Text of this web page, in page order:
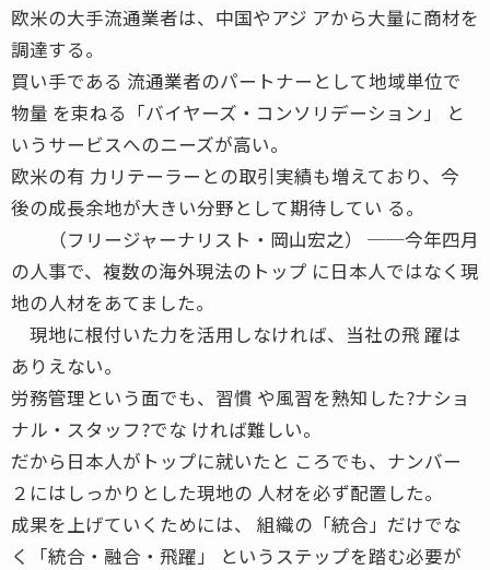
欧米の大手流通業者は、中国やアジ アから大量に商材を
調達する。
買い手である 流通業者のパートナーとして地域単位で
物量 を束ねる「バイヤーズ・コンソリデーション」 と
いうサービスへのニーズが高い。
欧米の有 力リテーラーとの取引実績も増えており、今
後の成長余地が大きい分野として期待してい る。
（フリージャーナリスト・岡山宏之） ──今年四月
の人事で、複数の海外現法のトップ に日本人ではなく現
地の人材をあてました。
現地に根付いた力を活用しなければ、当社の飛 躍は
ありえない。
労務管理という面でも、習慣 や風習を熟知した?ナショ
ナル・スタッフ?でな ければ難しい。
だから日本人がトップに就いたと ころでも、ナンバー
２にはしっかりとした現地の 人材を必ず配置した。
成果を上げていくためには、 組織の「統合」だけでな
く「統合・融合・飛躍」 というステップを踏む必要が